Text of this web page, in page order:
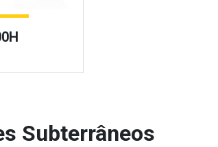
Subterrâneos